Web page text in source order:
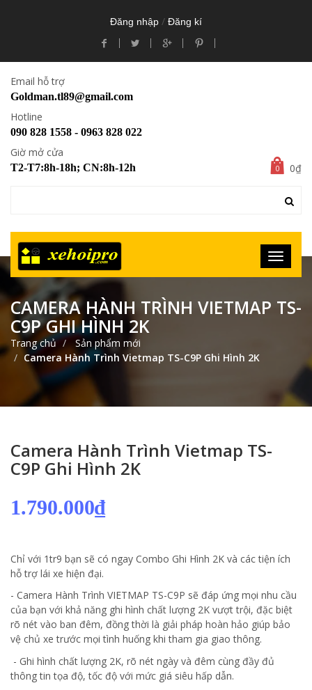
Đăng nhập / Đăng kí
Email hỗ trợ
Goldman.tl89@gmail.com
Hotline
090 828 1558 - 0963 828 022
Giờ mở cửa
T2-T7:8h-18h; CN:8h-12h 0 0₫
CAMERA HÀNH TRÌNH VIETMAP TS-
C9P GHI HÌNH 2K
Trang chủ
Sản phẩm mới
Camera Hành Trình Vietmap TS-C9P Ghi Hình 2K
Camera Hành Trình Vietmap TS-
C9P Ghi Hình 2K
1.790.000₫
Chỉ với 1tr9 bạn sẽ có ngay Combo Ghi Hình 2K và các tiện ích
hỗ trợ lái xe hiện đại.
- Camera Hành Trình VIETMAP TS-C9P sẽ đáp ứng mọi nhu cầu
của bạn với khả năng ghi hình chất lượng 2K vượt trội, đặc biệt
rõ nét vào ban đêm, đồng thời là giải pháp hoàn hảo giúp bảo
vệ chủ xe trước mọi tình huống khi tham gia giao thông.
- Ghi hình chất lượng 2K, rõ nét ngày và đêm cùng đầy đủ
thông tin tọa độ, tốc độ với mức giá siêu hấp dẫn.